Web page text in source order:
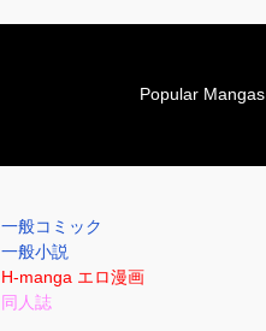
S
p
o
Popular Mangas
一般コミック
一般小説
H-manga エロ漫画
同人誌